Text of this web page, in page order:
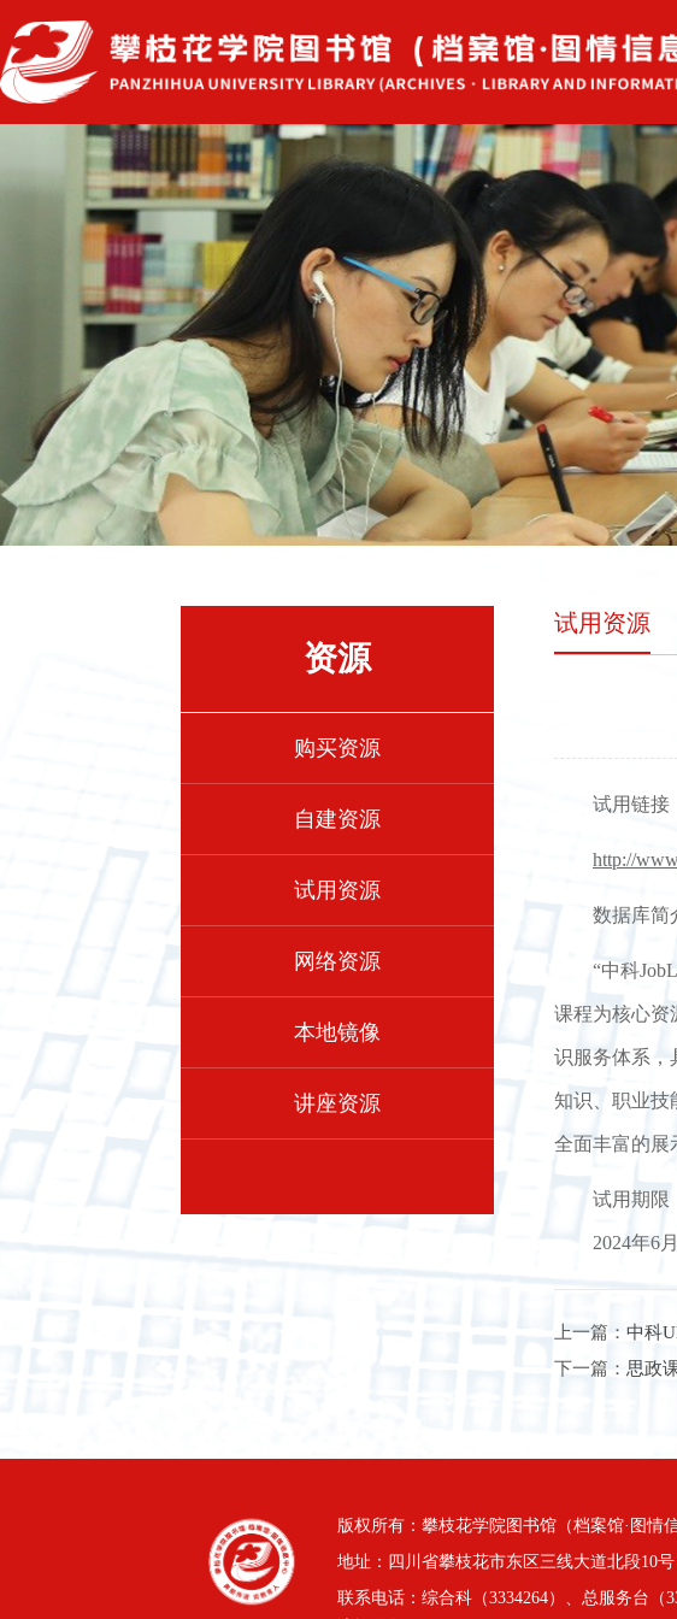
资源
购买资源
自建资源
试用资源
网络资源
本地镜像
讲座资源
试用资源
试用链接
http://
数据库简
“中科
课程为核心资
识服务体系，
知识、职业技
全面丰富的展
试用期限
2024年6
上一篇： 中科
下一篇： 思政
版权所有：攀枝花学院图书馆（档案馆·图情
地址：四川省攀枝花市东区三线大道北段10号
联系电话：综合科（3334264）、总服务台（